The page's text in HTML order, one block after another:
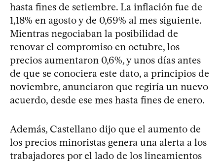
hasta fines de setiembre. La inflación fue de
1,18% en agosto y de 0,69% al mes siguiente.
Mientras negociaban la posibilidad de
renovar el compromiso en octubre, los
precios aumentaron 0,6%, y unos días antes
de que se conociera este dato, a principios de
noviembre, anunciaron que regiría un nuevo
acuerdo, desde ese mes hasta fines de enero.
Además, Castellano dijo que el aumento de
los precios minoristas genera una alerta a los
trabajadores por el lado de los lineamientos